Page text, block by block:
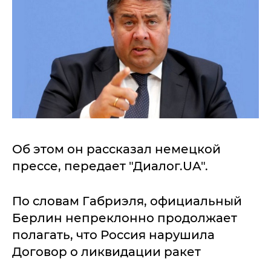
Об этом он рассказал немецкой
прессе, передает "Диалог.UA".
По словам Габриэля, официальный
Берлин непреклонно продолжает
полагать, что Россия нарушила
Договор о ликвидации ракет